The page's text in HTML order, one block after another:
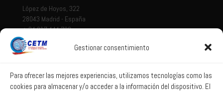
Gestionar consentimiento
Para ofrecer las mejores experiencias, utilizamos tecnologías como las
cookies para almacenar y/o acceder a la información del dispositivo. El
López de Hoyos, 322
28043 Madrid - España
+ 34 917 444 700
Aviso legal
Política de privacidad